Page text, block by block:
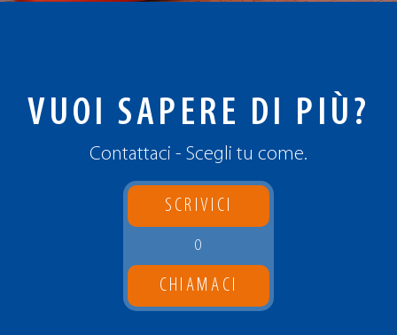
VUOI SAPERE DI PIÙ?
Contattaci - Scegli tu come.
SCRIVICI
O
CHIAMACI